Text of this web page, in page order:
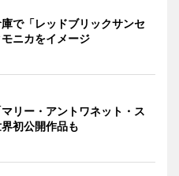
で「レッドブリックサンセ
ニカをイメージ
リー・アントワネット・ス
初公開作品も